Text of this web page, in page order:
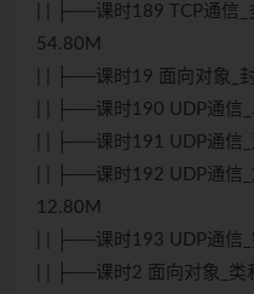
| | ├──课时189 TCP通信
54.80M
| | ├──课时19 面向对象_
| | ├──课时190 UDP通信
| | ├──课时191 UDP通信
| | ├──课时192 UDP通信
12.80M
| | ├──课时193 UDP通信
| | ├──课时2 面向对象_